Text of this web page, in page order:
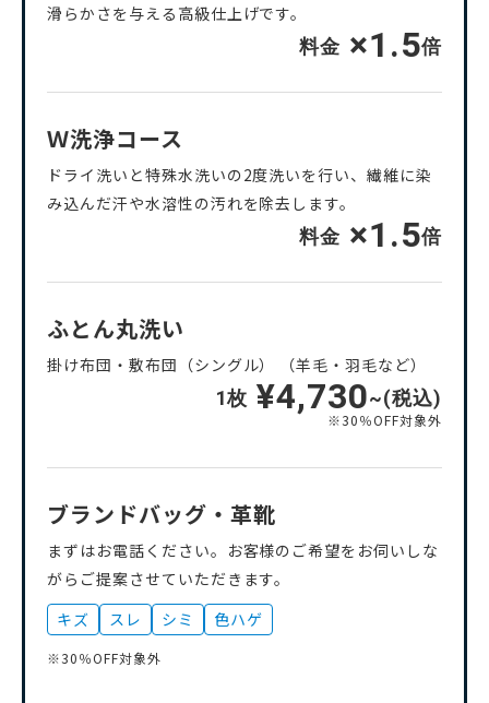
滑らかさを与える高級仕上げです。
料金 ×1.5倍
Ｗ洗浄コース
ドライ洗いと特殊水洗いの2度洗いを行い、繊維に染
み込んだ汗や水溶性の汚れを除去します。
料金 ×1.5倍
ふとん丸洗い
掛け布団・敷布団（シングル） （羊毛・羽毛など）
1枚 ¥4,730~(税込)
※30％OFF対象外
ブランドバッグ・革靴
まずはお電話ください。お客様のご希望をお伺いしな
がらご提案させていただきます。
キズ
スレ シミ 色ハゲ
※30％OFF対象外